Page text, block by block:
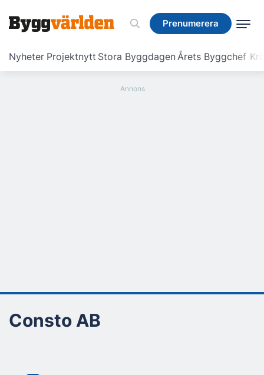
Prenumerera
Nyheter Projektnytt Stora ByggdagenÅrets Byggchef
Prenumerera
Consto AB